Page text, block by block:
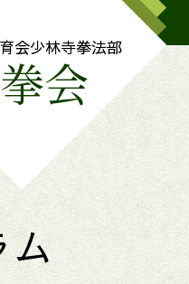
会少林寺拳法部
会
ム